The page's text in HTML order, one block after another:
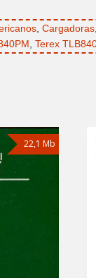
Cargadoras
Terex
22,1 Mb